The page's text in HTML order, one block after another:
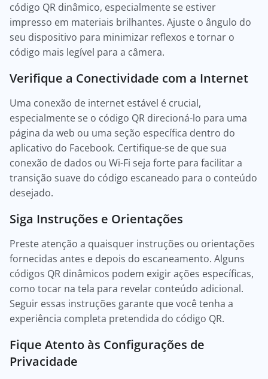
código QR dinâmico, especialmente se estiver
impresso em materiais brilhantes. Ajuste o ângulo do
seu dispositivo para minimizar reflexos e tornar o
código mais legível para a câmera.
Verifique a Conectividade com a Internet
Uma conexão de internet estável é crucial,
especialmente se o código QR direcioná-lo para uma
página da web ou uma seção específica dentro do
aplicativo do Facebook. Certifique-se de que sua
conexão de dados ou Wi-Fi seja forte para facilitar a
transição suave do código escaneado para o conteúdo
desejado.
Siga Instruções e Orientações
Preste atenção a quaisquer instruções ou orientações
fornecidas antes e depois do escaneamento. Alguns
códigos QR dinâmicos podem exigir ações específicas,
como tocar na tela para revelar conteúdo adicional.
Seguir essas instruções garante que você tenha a
experiência completa pretendida do código QR.
Fique Atento às Configurações de
Privacidade